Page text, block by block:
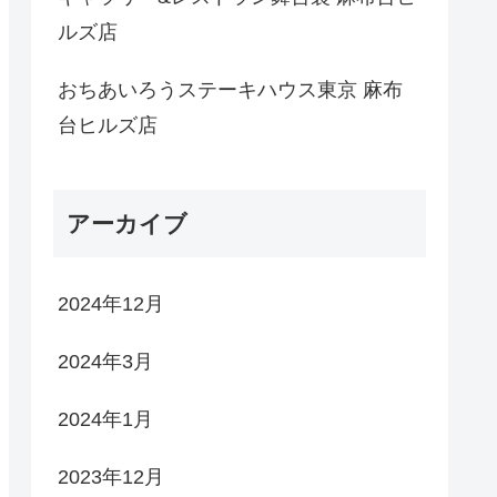
ルズ店
おちあいろうステーキハウス東京 麻布
台ヒルズ店
アーカイブ
2024年12月
2024年3月
2024年1月
2023年12月